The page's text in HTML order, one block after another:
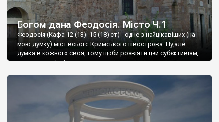
Богом дана Феодосія. Місто Ч.1
Феодосія (Кафа-12 (13) -15 (18) ст) - одне з найцікавіших (на
мою думку) міст всього Кримського півострова .Ну,але
думка в кожного своя, тому щоби розвіяти цей субєктивізм,
запрошую відвідати це